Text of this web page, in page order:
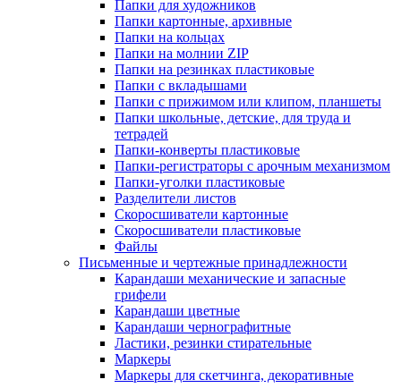
Папки для художников
Папки картонные, архивные
Папки на кольцах
Папки на молнии ZIP
Папки на резинках пластиковые
Папки с вкладышами
Папки с прижимом или клипом, планшеты
Папки школьные, детские, для труда и
тетрадей
Папки-конверты пластиковые
Папки-регистраторы с арочным механизмом
Папки-уголки пластиковые
Разделители листов
Скоросшиватели картонные
Скоросшиватели пластиковые
Файлы
Письменные и чертежные принадлежности
Карандаши механические и запасные
грифели
Карандаши цветные
Карандаши чернографитные
Ластики, резинки стирательные
Маркеры
Маркеры для скетчинга, декоративные